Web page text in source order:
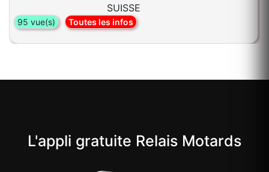
SUISSE
95 vue(s) Toutes les infos
L'appli gratuite Relais Motards